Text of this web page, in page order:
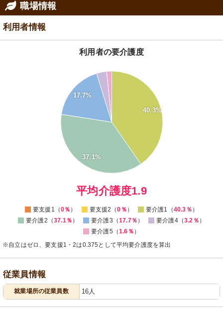
職場情報
利用者情報
利用者の要介護度
40.3%
37.1%
17.7%
0
平均介護度1.9
要支援1（0％ ） 要支援2（0％ ） 要介護1（40.3％ ）
要介護2（37.1％ ） 要介護3（17.7％ ） 要介護4（3.2％ ）
要介護5（1.6％ ）
※自立はゼロ、要支援1・2は0.375として平均要介護度を算出
従業員情報
就業場所の従業員数 16人